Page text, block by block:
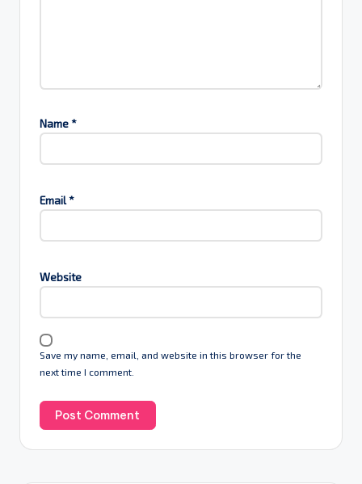
Name*
Email*
Website
Save my name, email, and website in this browser for the
next time I comment.